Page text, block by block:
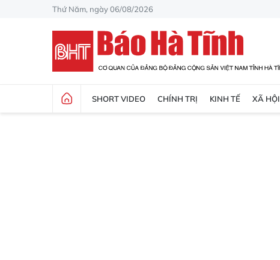
Thứ Năm, ngày 06/08/2026
SHORT VIDEO CHÍNH TRỊ KINH TẾ XÃ HỘI